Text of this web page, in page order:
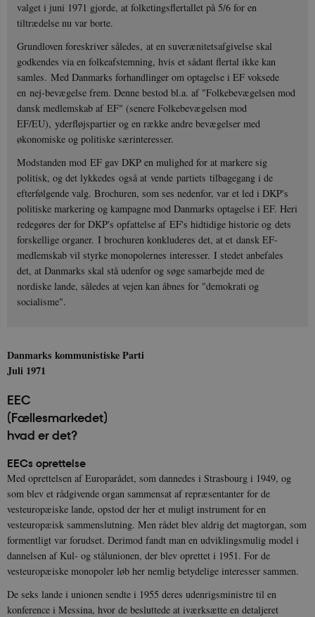
valget i juni 1971 gjorde, at folketingsflertallet på 5/6 for en
tiltrædelse nu var borte.
Grundloven foreskriver således, at en suverænitetsafgivelse skal
godkendes via en folkeafstemning, hvis et sådant flertal ikke kan
samles. Med Danmarks forhandlinger om optagelse i EF voksede
en nej-bevægelse frem. Denne bestod bl.a. af "Folkebevægelsen mod
dansk medlemskab af EF" (senere Folkebevægelsen mod
EF/EU), yderfløjspartier og en række andre bevægelser med
økonomiske og politiske særinteresser.
Modstanden mod EF gav DKP en mulighed for at markere sig
politisk, og det lykkedes også at vende partiets tilbagegang i de
efterfølgende valg. Brochuren, som ses nedenfor, var et led i DKP's
politiske markering og kampagne mod Danmarks optagelse i EF. Heri
redegøres der for DKP's opfattelse af EF's hidtidige historie og dets
forskellige organer. I brochuren konkluderes det, at et dansk EF-
medlemskab vil styrke monopolernes interesser. I stedet anbefales
det, at Danmarks skal stå udenfor og søge samarbejde med de
nordiske lande, således at vejen kan åbnes for "demokrati og
socialisme".
Danmarks kommunistiske Parti
Juli 1971
EEC
(Fællesmarkedet)
hvad er det?
EECs oprettelse
Med oprettelsen af Europarådet, som dannedes i Strasbourg i 1949, og
som blev et rådgivende organ sammensat af repræsentanter for de
vesteuropæiske lande, opstod der her et muligt instrument for en
vesteuropæisk sammenslutning. Men rådet blev aldrig det magtorgan, som
formentligt var forudset. Derimod fandt man en udviklingsmulig model i
dannelsen af Kul- og stålunionen, der blev oprettet i 1951. For de
vesteuropæiske monopoler løb her nemlig betydelige interesser sammen.
De seks lande i unionen sendte i 1955 deres udenrigsministre til en
konference i Messina, hvor de besluttede at iværksætte en detaljeret